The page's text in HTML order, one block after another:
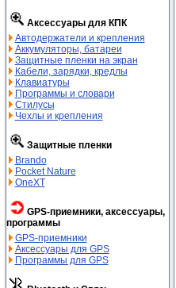
Аксессуары для КПК
Автодержатели и крепления
Аккумуляторы, батареи
Защитные пленки на экран
Кабели, зарядки, кредлы
Клавиатуры
Программы и словари
Стилусы
Чехлы и крепления
Защитные пленки
Brando
Pocket Nature
OneXT
GPS-приемники, аксессуары,
программы
GPS-приемники
Аксессуары для GPS
Программы для GPS